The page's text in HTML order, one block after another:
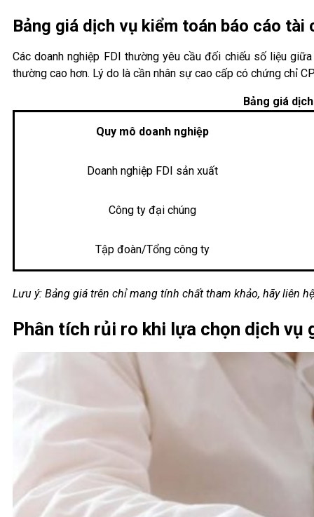
Bảng giá dịch vụ kiểm toán báo cáo tài
Các doanh nghiệp FDI thường yêu cầu đối chiếu số liệu
thường cao hơn. Lý do là cần nhân sự cao cấp có chứng chỉ
Bảng giá
Quy mô doanh nghiệp
Doanh nghiệp FDI sản xuất
Công ty đại chúng
Tập đoàn/Tổng công ty
Lưu ý: Bảng giá trên chỉ mang tính chất tham khảo, hãy liên
Phân tích rủi ro khi lựa chọn dịch vụ